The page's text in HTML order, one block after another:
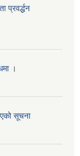
प्रवर्द्धन
।
सूचना